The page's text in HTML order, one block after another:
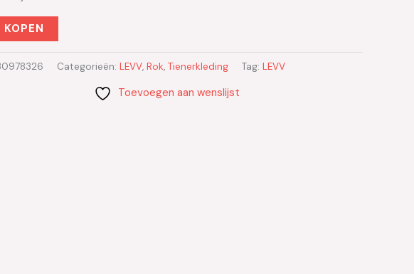
KOPEN
Categorieën: LEVV, Rok, Tienerkleding Tag: LEVV
Toevoegen aan wenslijst